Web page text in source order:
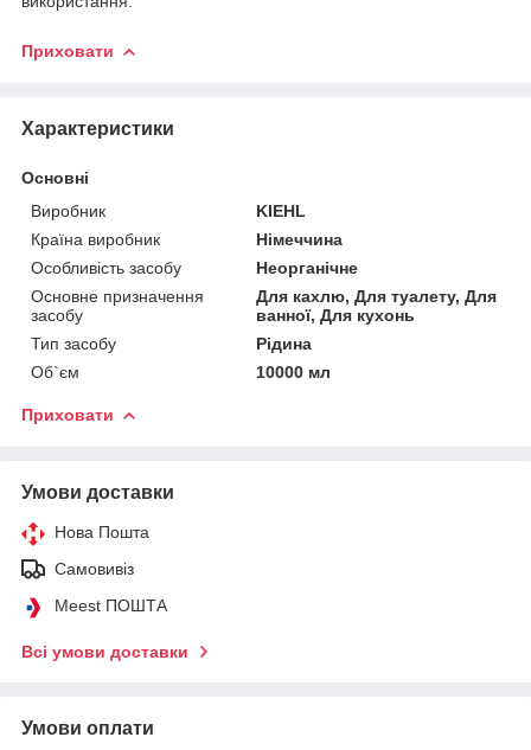
Приховати
Характеристики
Основні
Виробник
KIEHL
Країна виробник
Німеччина
Особливість засобу
Неорганічне
Основне призначення
засобу
Для кахлю, Для туалету, Для
ванної, Для кухонь
Тип засобу
Рідина
Об`єм
10000 мл
Приховати
Умови доставки
Нова Пошта
Самовивіз
Meest ПОШТА
Всі умови доставки
Умови оплати